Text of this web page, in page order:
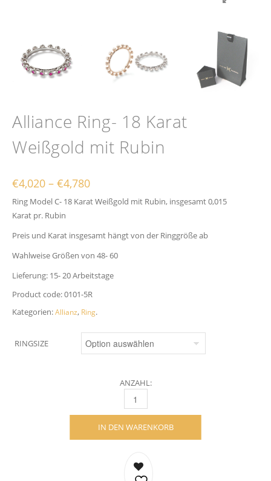
Alliance Ring- 18 Karat
Weißgold mit Rubin
€4,020 – €4,780Preisspanne: €4,020 bis €4,780
Ring Model C- 18 Karat Weißgold mit Rubin, insgesamt 0,015
Karat pr. Rubin
Preis und Karat insgesamt hängt von der Ringgröße ab
Wahlweise Größen von 48- 60
Lieferung: 15- 20 Arbeitstage
Product code:0101-5R
Kategorien:Allianz, Ring.
RINGSIZE
ANZAHL:
ALLIANCE RING- 18 KARAT WEISSGOLD
IN DEN WARENKORB